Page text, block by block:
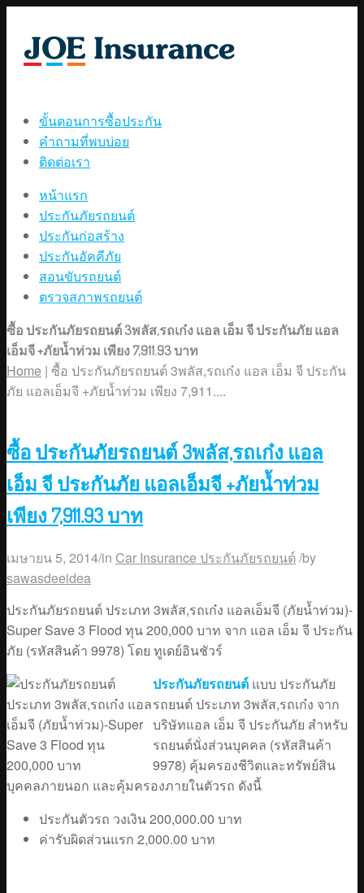
ขั้นตอนการซื้อประกัน
คำถามที่พบบ่อย
ติดต่อเรา
หน้าแรก
ประกันภัยรถยนต์
ประกันก่อสร้าง
ประกันอัคคีภัย
สอนขับรถยนต์
ตรวจสภาพรถยนต์
ซื้อ ประกันภัยรถยนต์ 3พลัส,รถเก๋ง แอล เอ็ม จี ประกันภัย แอล
เอ็มจี +ภัยน้ำท่วม เพียง 7,911.93 บาท
Home | ซื้อ ประกันภัยรถยนต์ 3พลัส,รถเก๋ง แอล เอ็ม จี ประกัน
ภัย แอลเอ็มจี +ภัยน้ำท่วม เพียง 7,911....
ซื้อ ประกันภัยรถยนต์ 3พลัส,รถเก๋ง แอล
เอ็ม จี ประกันภัย แอลเอ็มจี +ภัยน้ำท่วม
เพียง 7,911.93 บาท
เมษายน 5, 2014/in Car Insurance ประกันภัยรถยนต์/by
sawasdeeidea
ประกันภัยรถยนต์ ประเภท 3พลัส,รถเก๋ง แอลเอ็มจี (ภัยน้ำท่วม)-
Super Save 3 Flood ทุน 200,000 บาท จาก แอล เอ็ม จี ประกัน
ภัย (รหัสสินค้า 9978) โดย ทูเดย์อินชัวร์
ประกันภัยรถยนต์ แบบ ประกันภัย
รถยนต์ ประเภท 3พลัส,รถเก๋ง จาก
บริษัทแอล เอ็ม จี ประกันภัย สำหรับ
รถยนต์นั่งส่วนบุคคล (รหัสสินค้า
9978) คุ้มครองชีวิตและทรัพย์สิน
บุคคลภายนอก และคุ้มครองภายในตัวรถ ดังนี้
ประกันตัวรถ วงเงิน 200,000.00 บาท
ค่ารับผิดส่วนแรก 2,000.00 บาท